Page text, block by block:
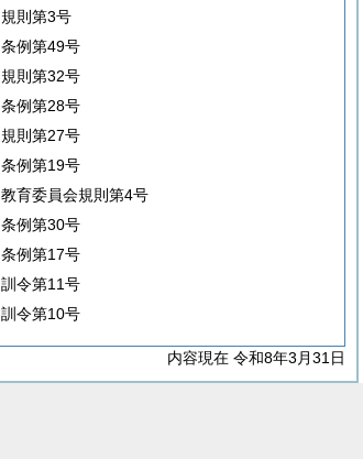
規則第3号
条例第49号
規則第32号
条例第28号
規則第27号
条例第19号
教育委員会規則第4号
条例第30号
条例第17号
訓令第11号
訓令第10号
内容現在 令和8年3月31日